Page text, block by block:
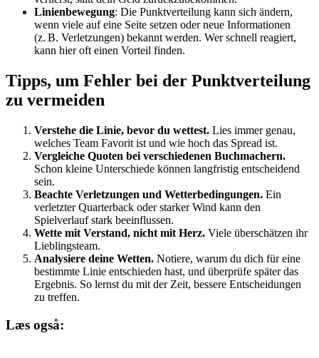
Linienbewegung: Die Punktverteilung kann sich ändern,
wenn viele auf eine Seite setzen oder neue Informationen
(z. B. Verletzungen) bekannt werden. Wer schnell reagiert,
kann hier oft einen Vorteil finden.
Tipps, um Fehler bei der Punktverteilung
zu vermeiden
Verstehe die Linie, bevor du wettest. Lies immer genau,
welches Team Favorit ist und wie hoch das Spread ist.
Vergleiche Quoten bei verschiedenen Buchmachern.
Schon kleine Unterschiede können langfristig entscheidend
sein.
Beachte Verletzungen und Wetterbedingungen. Ein
verletzter Quarterback oder starker Wind kann den
Spielverlauf stark beeinflussen.
Wette mit Verstand, nicht mit Herz. Viele überschätzen ihr
Lieblingsteam.
Analysiere deine Wetten. Notiere, warum du dich für eine
bestimmte Linie entschieden hast, und überprüfe später das
Ergebnis. So lernst du mit der Zeit, bessere Entscheidungen
zu treffen.
Læs også: